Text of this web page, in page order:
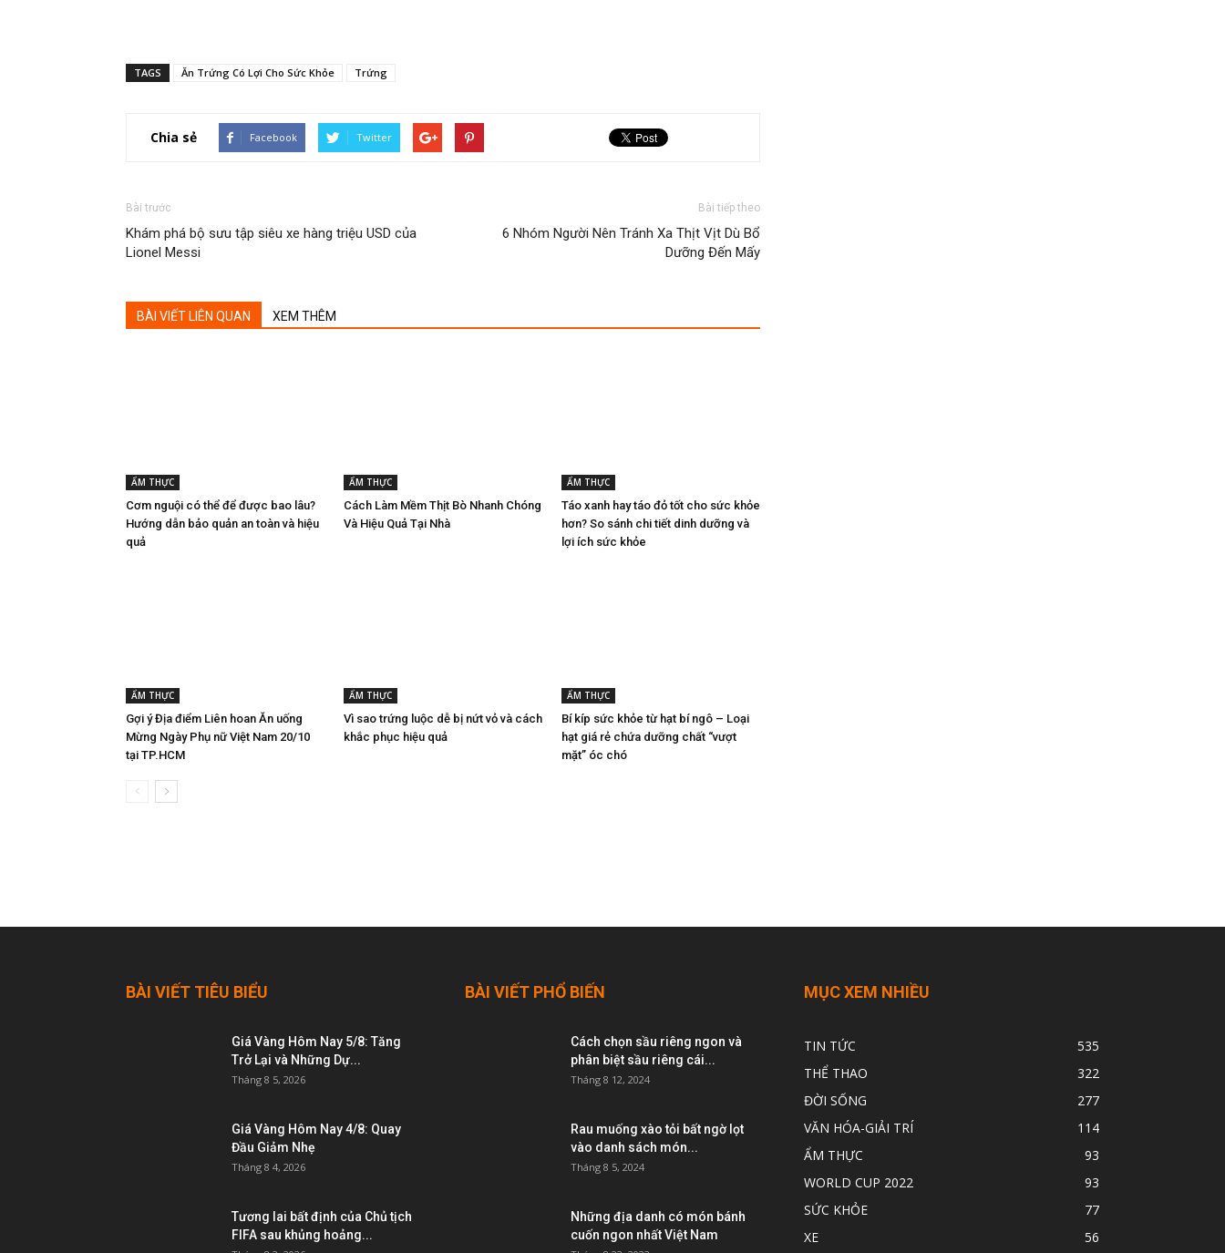
TAGS Ăn Trứng Có Lợi Cho Sức Khỏe Trứng
Chia sẻ Facebook Twitter
Bài trước
Khám phá bộ sưu tập siêu xe hàng triệu USD của
Lionel Messi
Bài tiếp theo
6 Nhóm Người Nên Tránh Xa Thịt Vịt Dù Bổ
Dưỡng Đến Mấy
BÀI VIẾT LIÊN QUAN XEM THÊM
ẨM THỰC
Cơm nguội có thể để được bao lâu?
Hướng dẫn bảo quản an toàn và hiệu
quả
ẨM THỰC
Cách Làm Mềm Thịt Bò Nhanh Chóng
Và Hiệu Quả Tại Nhà
ẨM THỰC
Táo xanh hay táo đỏ tốt cho sức khỏe
hơn? So sánh chi tiết dinh dưỡng và
lợi ích sức khỏe
ẨM THỰC
Gợi ý Địa điểm Liên hoan Ăn uống
Mừng Ngày Phụ nữ Việt Nam 20/10
tại TP.HCM
ẨM THỰC
Vì sao trứng luộc dễ bị nứt vỏ và cách
khắc phục hiệu quả
ẨM THỰC
Bí kíp sức khỏe từ hạt bí ngô – Loại
hạt giá rẻ chứa dưỡng chất “vượt
mặt” óc chó
BÀI VIẾT TIÊU BIỂU
Giá Vàng Hôm Nay 5/8: Tăng
Trở Lại và Những Dự...
Tháng 8 5, 2026
Giá Vàng Hôm Nay 4/8: Quay
Đầu Giảm Nhẹ
Tháng 8 4, 2026
Tương lai bất định của Chủ tịch
FIFA sau khủng hoảng...
BÀI VIẾT PHỔ BIẾN
Cách chọn sầu riêng ngon và
phân biệt sầu riêng cái...
Tháng 8 12, 2024
Rau muống xào tỏi bất ngờ lọt
vào danh sách món...
Tháng 8 5, 2024
Những địa danh có món bánh
cuốn ngon nhất Việt Nam
MỤC XEM NHIỀU
TIN TỨC
535
THỂ THAO
322
ĐỜI SỐNG
277
VĂN HÓA-GIẢI TRÍ
114
ẨM THỰC
93
WORLD CUP 2022
93
SỨC KHỎE
77
XE
56